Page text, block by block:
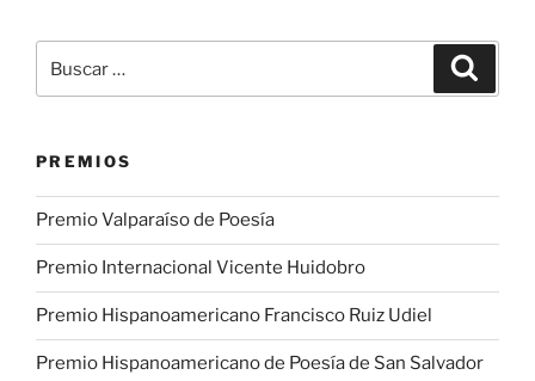
por:
PREMIOS
Premio Valparaíso de Poesía
Premio Internacional Vicente Huidobro
Premio Hispanoamericano Francisco Ruiz Udiel
Premio Hispanoamericano de Poesía de San Salvador